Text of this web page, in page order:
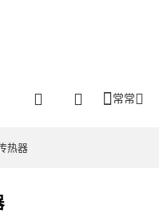
常常
热器